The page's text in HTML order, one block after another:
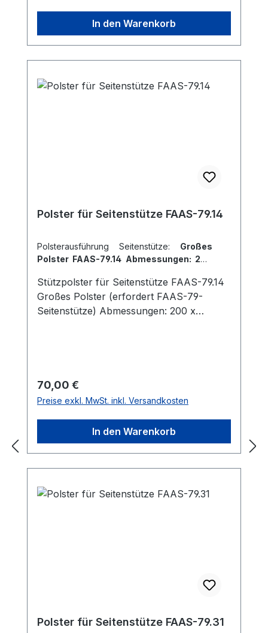
In den Warenkorb
Polster für Seitenstütze FAAS-79.14
Polsterausführung Seitenstütze: Großes
Polster FAAS-79.14 Abmessungen: 200
Stützpolster für Seitenstütze FAAS-79.14
Großes Polster (erfordert FAAS-79-
Seitenstütze) Abmessungen: 200 x
Regulärer Preis:
70,00 €
Preise exkl. MwSt. inkl. Versandkosten
In den Warenkorb
Polster für Seitenstütze FAAS-79.31